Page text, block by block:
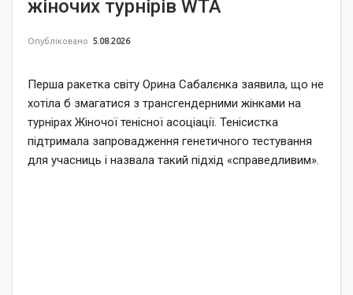
жіночих турнірів WTA
Опубліковано 5.08.2026
Перша ракетка світу Орина Сабалєнка заявила, що не
хотіла б змагатися з трансгендерними жінками на
турнірах Жіночої тенісної асоціації. Тенісистка
підтримала запровадження генетичного тестування
для учасниць і назвала такий підхід «справедливим».